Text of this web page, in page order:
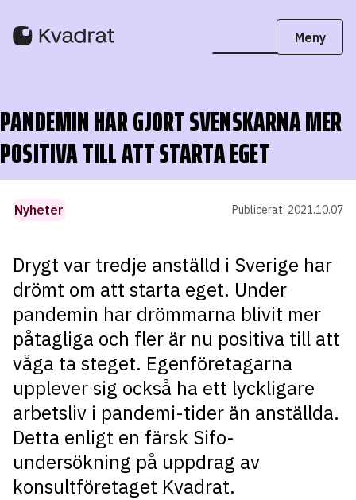
PANDEMIN HAR GJORT SVENSKARNA MER
POSITIVA TILL ATT STARTA EGET
Nyheter Publicerat: 2021.10.07
Drygt var tredje anställd i Sverige har
drömt om att starta eget. Under
pandemin har drömmarna blivit mer
påtagliga och fler är nu positiva till att
våga ta steget. Egenföretagarna
upplever sig också ha ett lyckligare
arbetsliv i pandemi-tider än anställda.
Detta enligt en färsk Sifo-
undersökning på uppdrag av
konsultföretaget Kvadrat.